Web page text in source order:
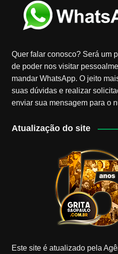
Quer falar conosco? Será um
de poder nos visitar
mandar WhatsApp. O jeito
suas dúvidas e realizar
enviar sua mensagem para o
Atualização do site
Este site é atualizado pela